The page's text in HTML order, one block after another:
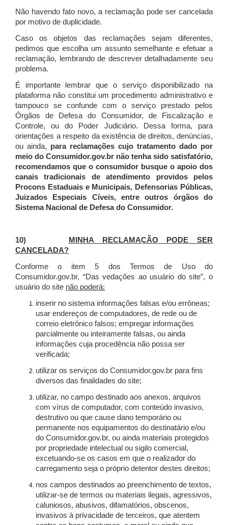
Não havendo fato novo, a reclamação pode ser cancelada
por motivo de duplicidade.
Caso os objetos das reclamações sejam diferentes,
pedimos que escolha um assunto semelhante e efetuar a
reclamação, lembrando de descrever detalhadamente seu
problema.
É importante lembrar que o serviço disponibilizado na
plataforma não constitui um procedimento administrativo e
tampouco se confunde com o serviço prestado pelos
Órgãos de Defesa do Consumidor, de Fiscalização e
Controle, ou do Poder Judiciário. Dessa forma, para
orientações a respeito da existência de direitos, denúncias,
ou ainda, para reclamações cujo tratamento dado por
meio do Consumidor.gov.br não tenha sido satisfatório,
recomendamos que o consumidor busque o apoio dos
canais tradicionais de atendimento providos pelos
Procons Estaduais e Municipais, Defensorias Públicas,
Juizados Especiais Cíveis, entre outros órgãos do
Sistema Nacional de Defesa do Consumidor.
10)
MINHA RECLAMAÇÃO PODE SER
CANCELADA?
Conforme o item 5 dos Termos de Uso do
Consumidor.gov.br, “Das vedações ao usuário do site”, o
usuário do site não poderá:
inserir no sistema informações falsas e/ou errôneas;
usar endereços de computadores, de rede ou de
correio eletrônico falsos; empregar informações
parcialmente ou inteiramente falsas, ou ainda
informações cuja procedência não possa ser
verificada;
utilizar os serviços do Consumidor.gov.br para fins
diversos das finalidades do site;
utilizar, no campo destinado aos anexos, arquivos
com vírus de computador, com conteúdo invasivo,
destrutivo ou que cause dano temporário ou
permanente nos equipamentos do destinatário e/ou
do Consumidor.gov.br, ou ainda materiais protegidos
por propriedade intelectual ou sigilo comercial,
excetuando-se os casos em que o realizador do
carregamento seja o próprio detentor destes direitos;
nos campos destinados ao preenchimento de textos,
utilizar-se de termos ou materiais ilegais, agressivos,
caluniosos, abusivos, difamatórios, obscenos,
invasivos à privacidade de terceiros, que atentem